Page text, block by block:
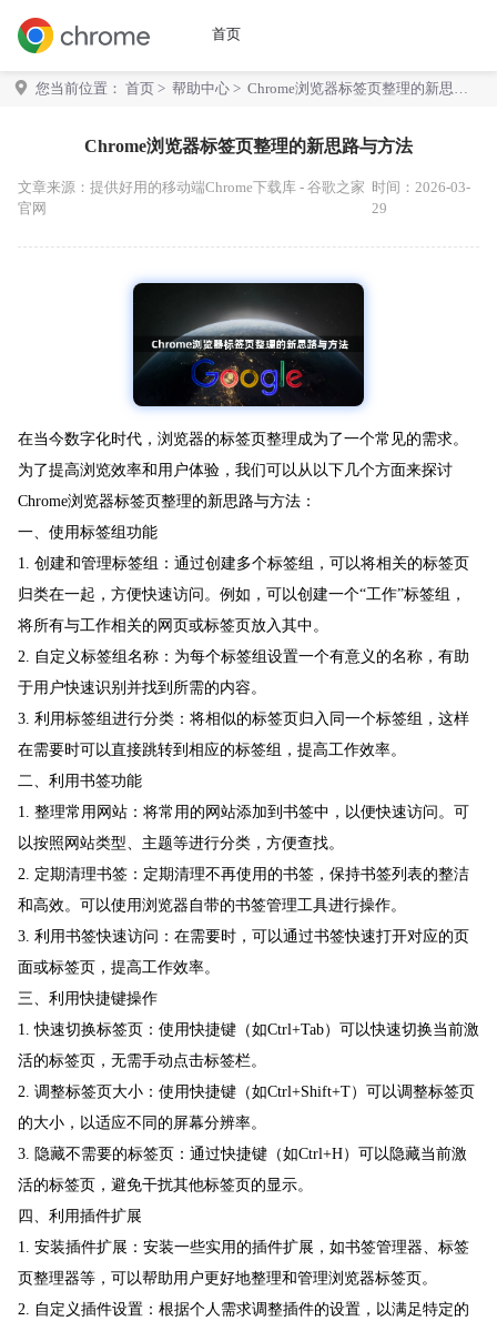
首页
您当前位置： 首页 > 帮助中心 > Chrome浏览器标签页整理的新思路
Chrome浏览器标签页整理的新思路与方法
文章来源： 提供好用的移动端Chrome下载库 - 谷歌之家
官网
时间：2026-03-
29
在当今数字化时代，浏览器的标签页整理成为了一个常见的需求。
为了提高浏览效率和用户体验，我们可以从以下几个方面来探讨
Chrome浏览器标签页整理的新思路与方法：
一、使用标签组功能
1. 创建和管理标签组：通过创建多个标签组，可以将相关的标签页
归类在一起，方便快速访问。例如，可以创建一个“工作”标签组，
将所有与工作相关的网页或标签页放入其中。
2. 自定义标签组名称：为每个标签组设置一个有意义的名称，有助
于用户快速识别并找到所需的内容。
3. 利用标签组进行分类：将相似的标签页归入同一个标签组，这样
在需要时可以直接跳转到相应的标签组，提高工作效率。
二、利用书签功能
1. 整理常用网站：将常用的网站添加到书签中，以便快速访问。可
以按照网站类型、主题等进行分类，方便查找。
2. 定期清理书签：定期清理不再使用的书签，保持书签列表的整洁
和高效。可以使用浏览器自带的书签管理工具进行操作。
3. 利用书签快速访问：在需要时，可以通过书签快速打开对应的页
面或标签页，提高工作效率。
三、利用快捷键操作
1. 快速切换标签页：使用快捷键（如Ctrl+Tab）可以快速切换当前激
活的标签页，无需手动点击标签栏。
2. 调整标签页大小：使用快捷键（如Ctrl+Shift+T）可以调整标签页
的大小，以适应不同的屏幕分辨率。
3. 隐藏不需要的标签页：通过快捷键（如Ctrl+H）可以隐藏当前激
活的标签页，避免干扰其他标签页的显示。
四、利用插件扩展
1. 安装插件扩展：安装一些实用的插件扩展，如书签管理器、标签
页整理器等，可以帮助用户更好地整理和管理浏览器标签页。
2. 自定义插件设置：根据个人需求调整插件的设置，以满足特定的